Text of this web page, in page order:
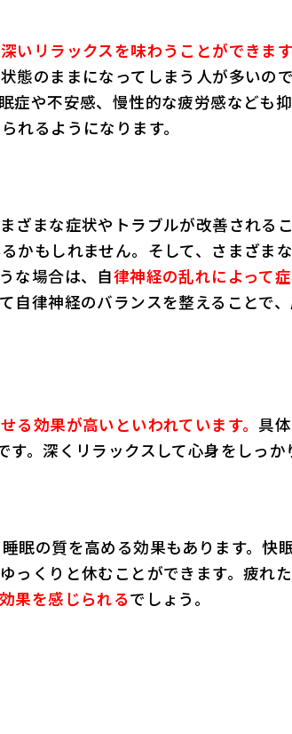
いリラックスを味わうことができます
態のままになってしまう人が多いの
症や不安感、慢性的な疲労感なども
れるようになります。
ざまな症状やトラブルが改善される
かもしれません。そして、さまざま
な場合は、自律神経の乱れによって
自律神経のバランスを整えることで
る効果が高いといわれています。 具
。深くリラックスして心身をしっか
眠の質を高める効果もあります。快
っくりと休むことができます。疲れ
果を感じられるでしょう。